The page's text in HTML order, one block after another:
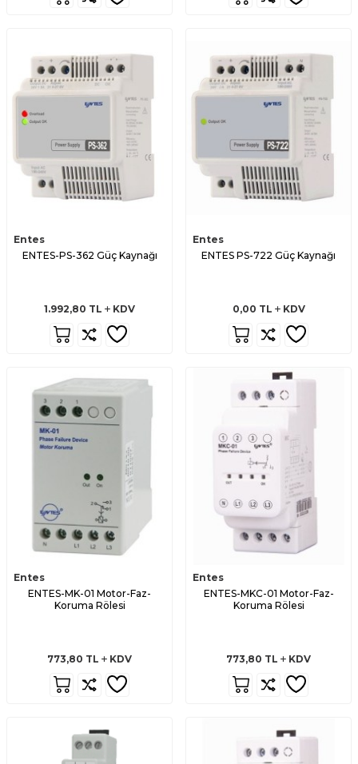
Entes
ENTES-PS-362 Güç Kaynağı
1.992,80 TL KDV
Entes
ENTES PS-722 Güç Kaynağı
0,00 TL KDV
Entes
ENTES-MK-01 Motor-Faz-
Koruma Rölesi
773,80 TL KDV
Entes
ENTES-MKC-01 Motor-Faz-
Koruma Rölesi
773,80 TL KDV